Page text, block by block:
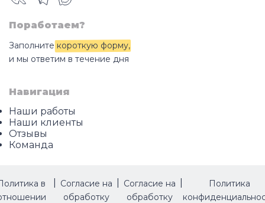
Поработаем?
Заполните короткую форму,
и мы ответим в течение дня
Навигация
Наши работы
Наши клиенты
Отзывы
Команда
в
Согласие на
обработку
Согласие на
обработку
Политика